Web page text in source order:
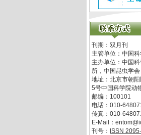
刊期：双月刊
主管单位： 中国
主办单位： 中国
所，中国昆虫学会
地址： 北京市朝
5号中国科学院动
邮编： 100101
电话： 010-
传真： 010-
E-Mail：
刊号： ISSN